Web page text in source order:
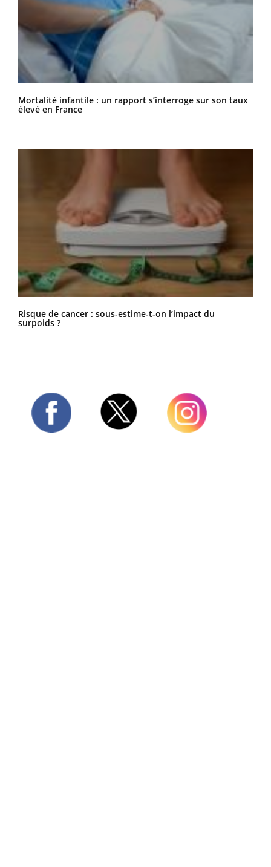
Mortalité infantile : un rapport s’interroge sur son taux
élevé en France
Risque de cancer : sous-estime-t-on l’impact du
surpoids ?